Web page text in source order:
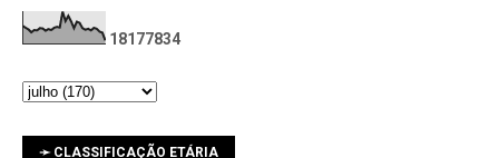
1 81 77834
➛ CLASSIFICAÇÃO ETÁRIA